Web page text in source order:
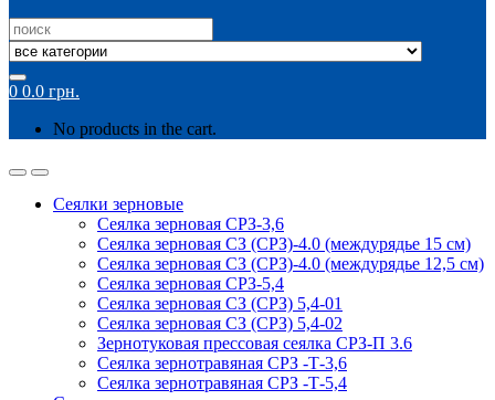
Search
for:
0 0.0 грн.
No products in the cart.
Сеялки зерновые
Сеялка зерновая СРЗ-3,6
Сеялка зерновая СЗ (СРЗ)-4.0 (междурядье 15 см)
Сеялка зерновая СЗ (СРЗ)-4.0 (междурядье 12,5 см)
Сеялка зерновая СРЗ-5,4
Сеялка зерновая СЗ (СРЗ) 5,4-01
Сеялка зерновая СЗ (СРЗ) 5,4-02
Зернотуковая прессовая сеялка СРЗ-П 3.6
Сеялка зернотравяная СРЗ -Т-3,6
Сеялка зернотравяная СРЗ -Т-5,4